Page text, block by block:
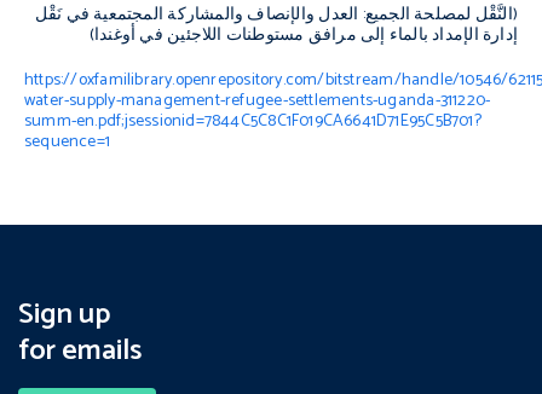
(النَّقْل لمصلحة الجميع: العدل والإنصاف والمشاركة المجتمعية في نَقْل
إدارة الإمداد بالماء إلى مرافق مستوطنات اللاجئين في أوغندا)
https://oxfamilibrary.openrepository.com/bitstream/handle/10546/
water-supply-management-refugee-settlements-uganda-311220-
summ-en.pdf;jsessionid=7844C5C8C1F019CA6641D71E95C5B701?
sequence=1
Sign up
for emails